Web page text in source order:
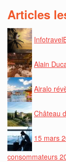
Articles
Alain
Airalo
Château
15 mars
consommateurs